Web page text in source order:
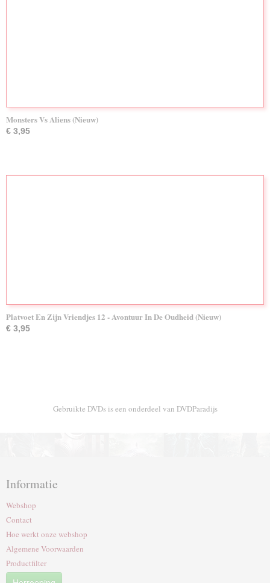
Monsters Vs Aliens (Nieuw)
€ 3,95
Platvoet En Zijn Vriendjes 12 - Avontuur In De Oudheid (Nieuw)
€ 3,95
Gebruikte DVDs is een onderdeel van DVDParadijs
Informatie
Webshop
Contact
Hoe werkt onze webshop
Algemene Voorwaarden
Productfilter